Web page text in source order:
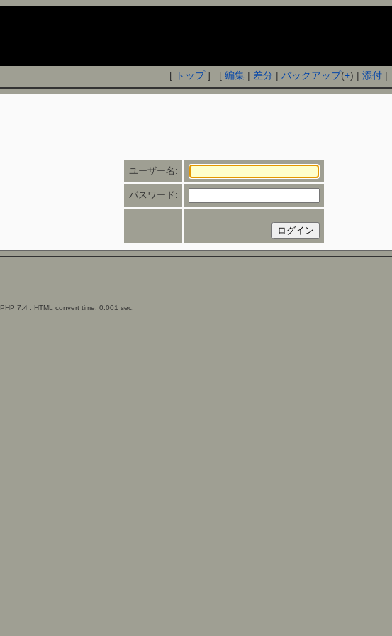
[ トップ] [編集 | 差分 |バックアップ(+) |添付 |
ユーザー名:
パスワード:
7.4 : HTML convert time: 0.001 sec.